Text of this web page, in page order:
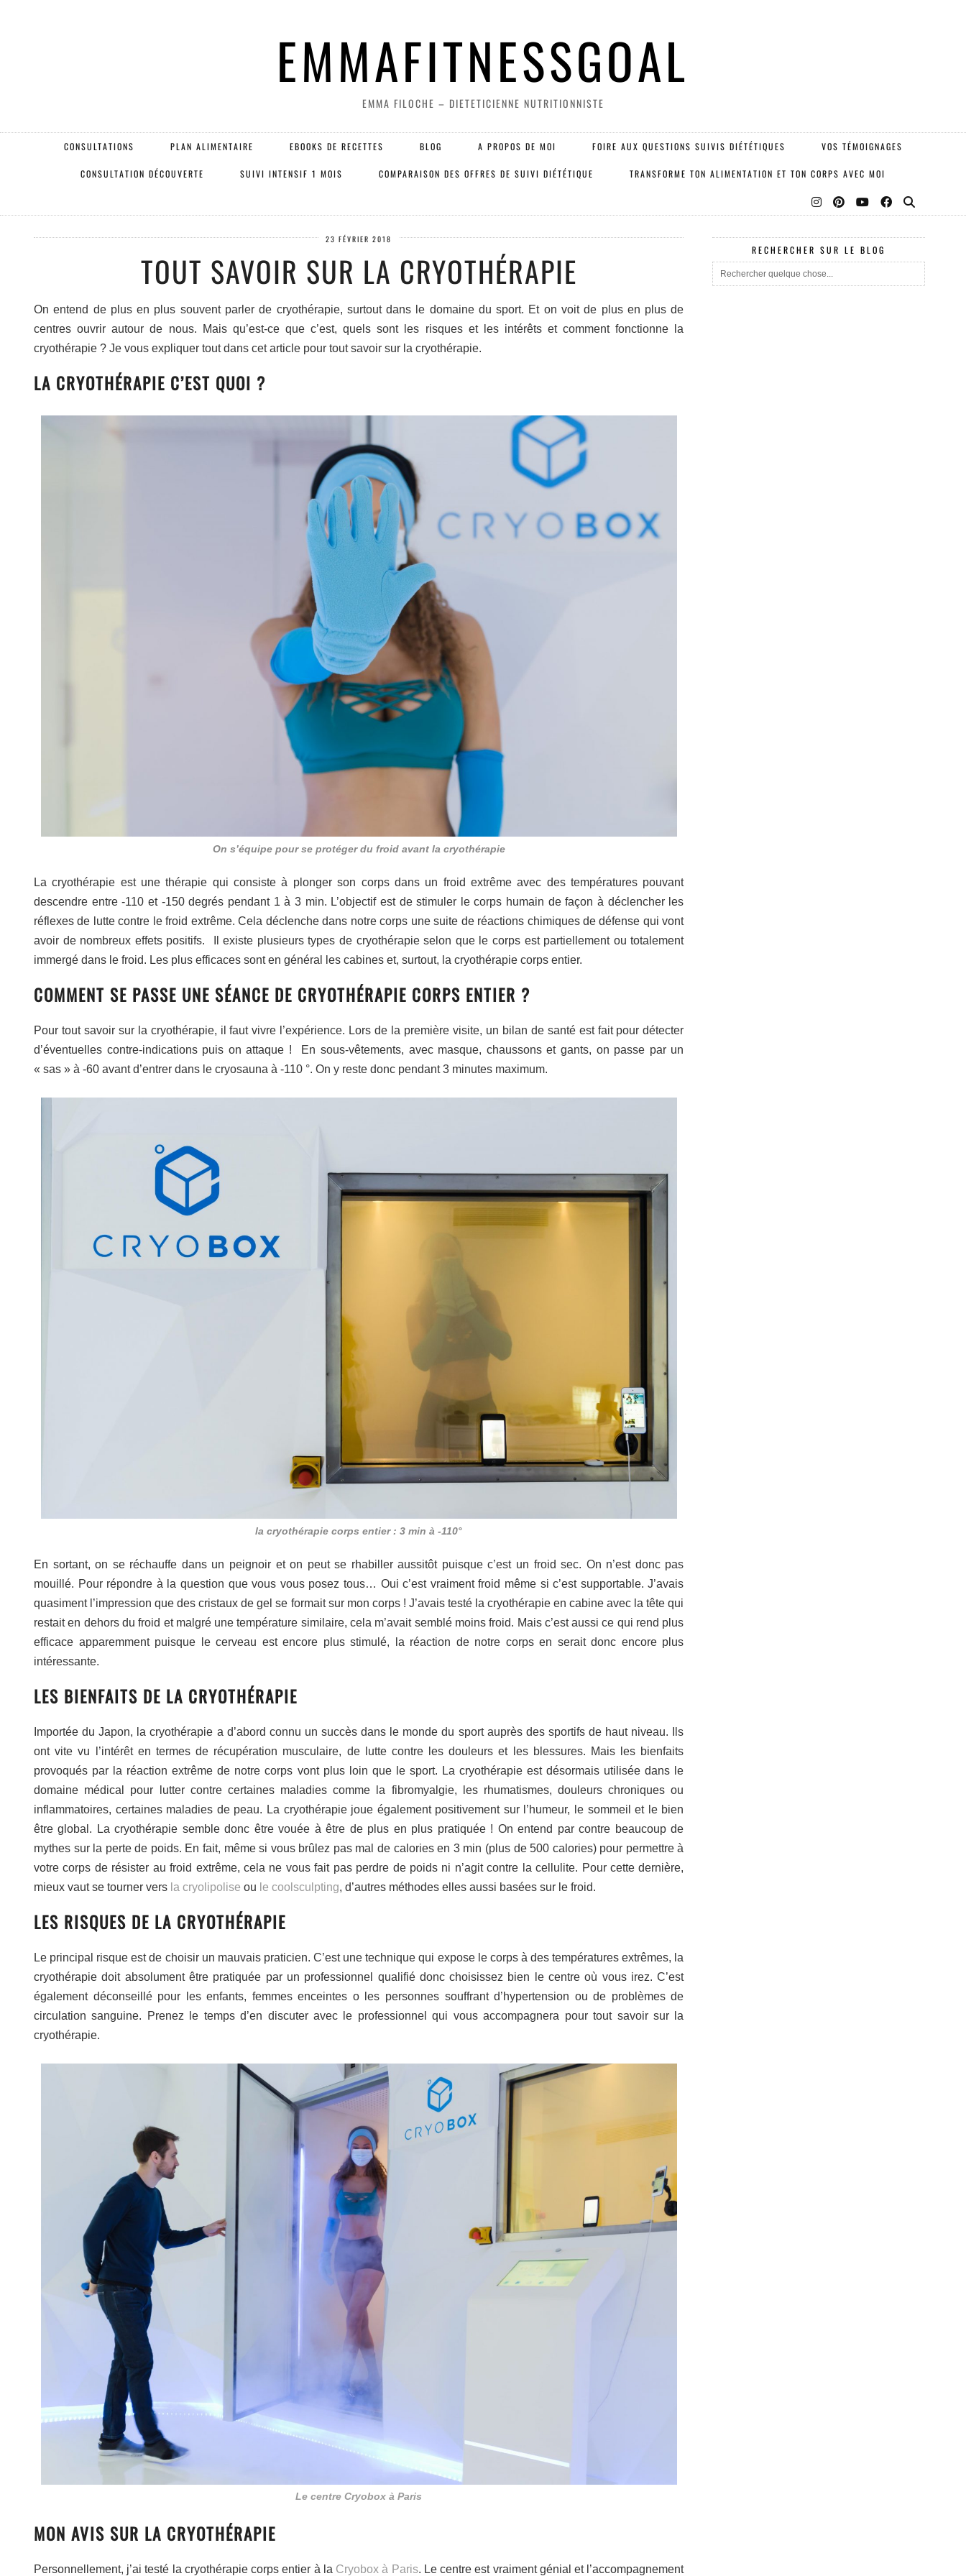
EMMAFITNESSGOAL
EMMA FILOCHE – DIETETICIENNE NUTRITIONNISTE
CONSULTATIONS PLAN ALIMENTAIRE EBOOKS DE RECETTES BLOG A PROPOS DE MOI FOIRE AUX QUESTIONS SUIVIS DIÉTÉTIQUES VOS TÉMOIGNAGES
CONSULTATION DÉCOUVERTE SUIVI INTENSIF 1 MOIS COMPARAISON DES OFFRES DE SUIVI DIÉTÉTIQUE TRANSFORME TON ALIMENTATION ET TON CORPS AVEC MOI
23 FÉVRIER 2018
TOUT SAVOIR SUR LA CRYOTHÉRAPIE
On entend de plus en plus souvent parler de cryothérapie, surtout dans le domaine du sport. Et on voit de plus en plus de
centres ouvrir autour de nous. Mais qu’est-ce que c’est, quels sont les risques et les intérêts et comment fonctionne la
cryothérapie ? Je vous expliquer tout dans cet article pour tout savoir sur la cryothérapie.
LA CRYOTHÉRAPIE C’EST QUOI ?
On s’équipe pour se protéger du froid avant la cryothérapie
La cryothérapie est une thérapie qui consiste à plonger son corps dans un froid extrême avec des températures pouvant
descendre entre -110 et -150 degrés pendant 1 à 3 min. L’objectif est de stimuler le corps humain de façon à déclencher les
réflexes de lutte contre le froid extrême. Cela déclenche dans notre corps une suite de réactions chimiques de défense qui vont
avoir de nombreux effets positifs. Il existe plusieurs types de cryothérapie selon que le corps est partiellement ou totalement
immergé dans le froid. Les plus efficaces sont en général les cabines et, surtout, la cryothérapie corps entier.
COMMENT SE PASSE UNE SÉANCE DE CRYOTHÉRAPIE CORPS ENTIER ?
Pour tout savoir sur la cryothérapie, il faut vivre l’expérience. Lors de la première visite, un bilan de santé est fait pour détecter
d’éventuelles contre-indications puis on attaque ! En sous-vêtements, avec masque, chaussons et gants, on passe par un
« sas » à -60 avant d’entrer dans le cryosauna à -110 °. On y reste donc pendant 3 minutes maximum.
la cryothérapie corps entier : 3 min à -110°
En sortant, on se réchauffe dans un peignoir et on peut se rhabiller aussitôt puisque c’est un froid sec. On n’est donc pas
mouillé. Pour répondre à la question que vous vous posez tous… Oui c’est vraiment froid même si c’est supportable. J’avais
quasiment l’impression que des cristaux de gel se formait sur mon corps ! J’avais testé la cryothérapie en cabine avec la tête qui
restait en dehors du froid et malgré une température similaire, cela m’avait semblé moins froid. Mais c’est aussi ce qui rend plus
efficace apparemment puisque le cerveau est encore plus stimulé, la réaction de notre corps en serait donc encore plus
intéressante.
LES BIENFAITS DE LA CRYOTHÉRAPIE
Importée du Japon, la cryothérapie a d’abord connu un succès dans le monde du sport auprès des sportifs de haut niveau. Ils
ont vite vu l’intérêt en termes de récupération musculaire, de lutte contre les douleurs et les blessures. Mais les bienfaits
provoqués par la réaction extrême de notre corps vont plus loin que le sport. La cryothérapie est désormais utilisée dans le
domaine médical pour lutter contre certaines maladies comme la fibromyalgie, les rhumatismes, douleurs chroniques ou
inflammatoires, certaines maladies de peau. La cryothérapie joue également positivement sur l’humeur, le sommeil et le bien
être global. La cryothérapie semble donc être vouée à être de plus en plus pratiquée ! On entend par contre beaucoup de
mythes sur la perte de poids. En fait, même si vous brûlez pas mal de calories en 3 min (plus de 500 calories) pour permettre à
votre corps de résister au froid extrême, cela ne vous fait pas perdre de poids ni n’agit contre la cellulite. Pour cette dernière,
mieux vaut se tourner vers la cryolipolise ou le coolsculpting, d’autres méthodes elles aussi basées sur le froid.
LES RISQUES DE LA CRYOTHÉRAPIE
Le principal risque est de choisir un mauvais praticien. C’est une technique qui expose le corps à des températures extrêmes, la
cryothérapie doit absolument être pratiquée par un professionnel qualifié donc choisissez bien le centre où vous irez. C’est
également déconseillé pour les enfants, femmes enceintes o les personnes souffrant d’hypertension ou de problèmes de
circulation sanguine. Prenez le temps d’en discuter avec le professionnel qui vous accompagnera pour tout savoir sur la
cryothérapie.
Le centre Cryobox à Paris
MON AVIS SUR LA CRYOTHÉRAPIE
Personnellement, j’ai testé la cryothérapie corps entier à la Cryobox à Paris. Le centre est vraiment génial et l’accompagnement
RECHERCHER SUR LE BLOG